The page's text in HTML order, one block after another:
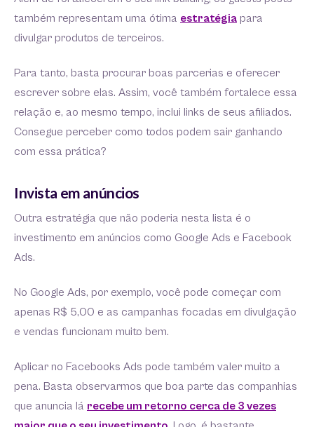
também representam uma ótima estratégia para
divulgar produtos de terceiros.
Para tanto, basta procurar boas parcerias e oferecer
escrever sobre elas. Assim, você também fortalece essa
relação e, ao mesmo tempo, inclui links de seus afiliados.
Consegue perceber como todos podem sair ganhando
com essa prática?
Invista em anúncios
Outra estratégia que não poderia nesta lista é o
investimento em anúncios como Google Ads e Facebook
Ads.
No Google Ads, por exemplo, você pode começar com
apenas R$ 5,00 e as campanhas focadas em divulgação
e vendas funcionam muito bem.
Aplicar no Facebooks Ads pode também valer muito a
pena. Basta observarmos que boa parte das companhias
que anuncia lá recebe um retorno cerca de 3 vezes